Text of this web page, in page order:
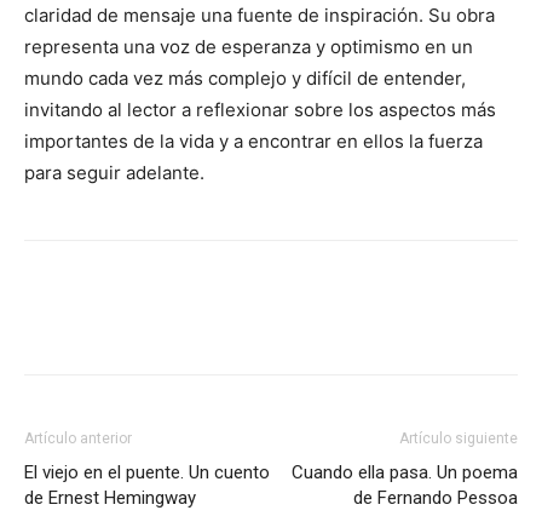
claridad de mensaje una fuente de inspiración. Su obra
representa una voz de esperanza y optimismo en un
mundo cada vez más complejo y difícil de entender,
invitando al lector a reflexionar sobre los aspectos más
importantes de la vida y a encontrar en ellos la fuerza
para seguir adelante.
Artículo anterior
El viejo en el puente. Un cuento
de Ernest Hemingway
Artículo siguiente
Cuando ella pasa. Un poema
de Fernando Pessoa